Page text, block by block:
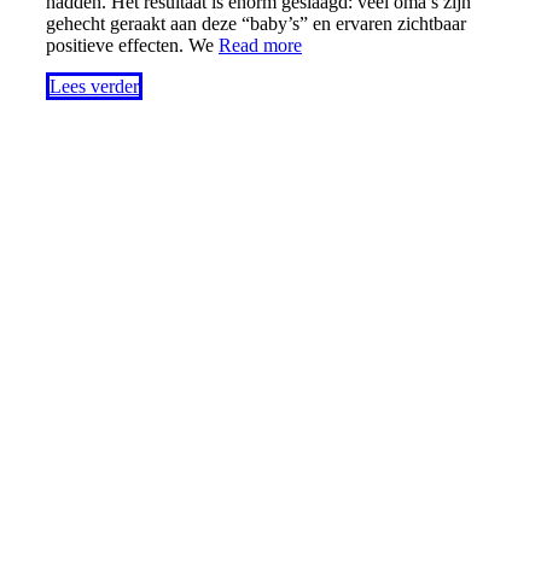
gehecht geraakt aan deze “baby’s” en ervaren zichtbaar
positieve effecten. We Read more
Lees verder